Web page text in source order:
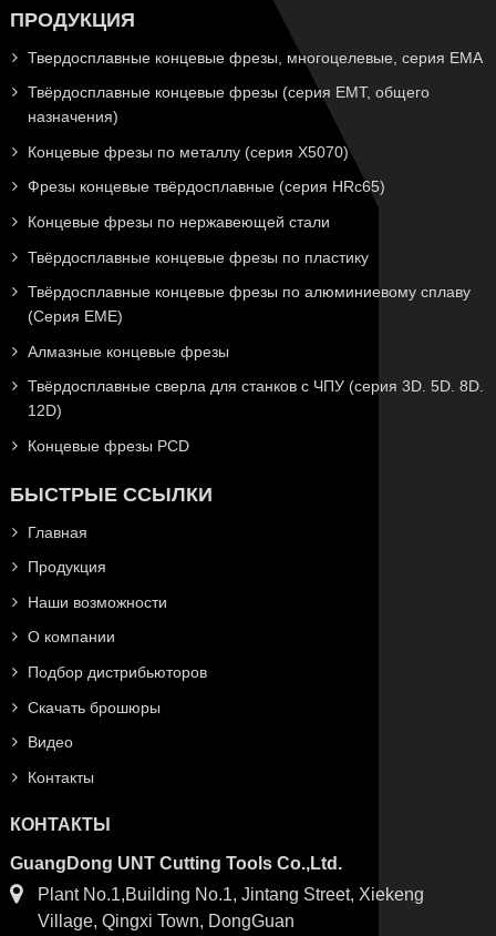
ПРОДУКЦИЯ
Твердосплавные концевые фрезы, многоцелевые, серия EMA
Твёрдосплавные концевые фрезы (серия EMT, общего
назначения)
Концевые фрезы по металлу (серия X5070)
Фрезы концевые твёрдосплавные (серия HRc65)
Концевые фрезы по нержавеющей стали
Твёрдосплавные концевые фрезы по пластику
Твёрдосплавные концевые фрезы по алюминиевому сплаву
(Серия EME)
Алмазные концевые фрезы
Твёрдосплавные сверла для станков с ЧПУ (серия 3D. 5D. 8D.
12D)
Концевые фрезы PCD
БЫСТРЫЕ ССЫЛКИ
Главная
Продукция
Наши возможности
О компании
Подбор дистрибьюторов
Скачать брошюры
Видео
Контакты
КОНТАКТЫ
GuangDong UNT Cutting Tools Co.,Ltd.
Plant No.1,Building No.1, Jintang Street, Xiekeng
Village, Qingxi Town, DongGuan